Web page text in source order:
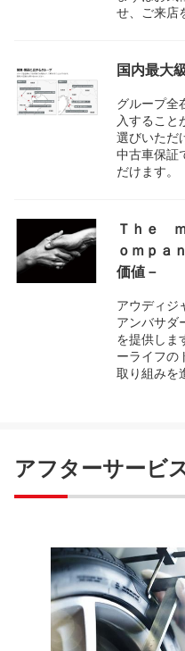
せ、ご来店
国内最大
グループ全
入すること
選びいただ
中古車保証
だけます。
Ｔｈｅ
ｏｍｐ
価値－
アウディジ
アンバサダ
を提供しま
ーライフの
取り組みを
アフターサービ